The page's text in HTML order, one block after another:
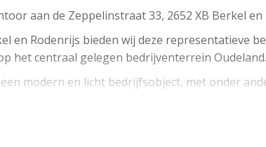
aan de Zeppelinstraat 33, 2652 XB Berkel en
en Rodenrijs bieden wij deze representatieve
het centraal gelegen bedrijventerrein Oudeland.
modern en licht bedrijfsobject, met onder